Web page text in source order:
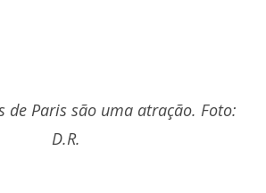
de Paris são uma atração. Foto:
D.R.